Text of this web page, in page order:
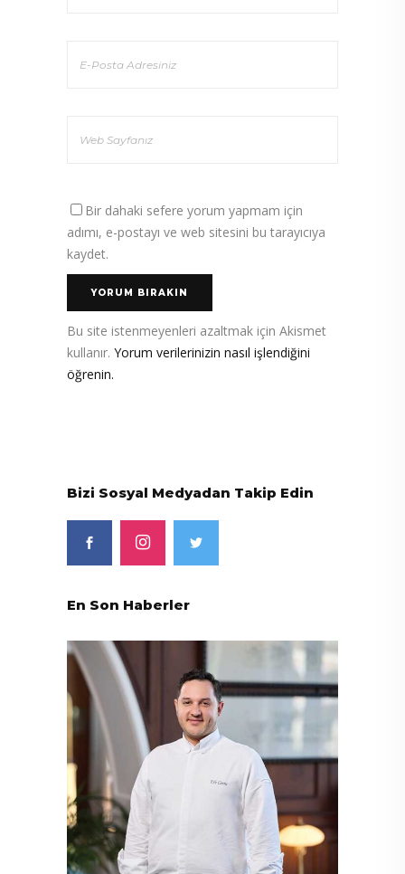
Bir dahaki sefere yorum yapmam için
adımı, e-postayı ve web sitesini bu tarayıcıya
kaydet.
Bu site istenmeyenleri azaltmak için Akismet
kullanır. Yorum verilerinizin nasıl işlendiğini
öğrenin.
Bizi Sosyal Medyadan Takip Edin
En Son Haberler